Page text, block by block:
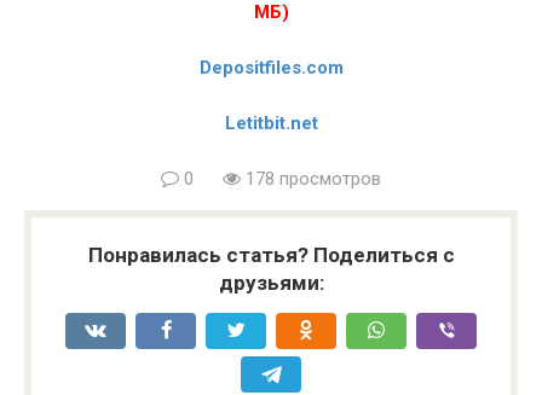
МБ)
Depositfiles.com
Letitbit.net
0 178 просмотров
Понравилась статья? Поделиться с
друзьями: